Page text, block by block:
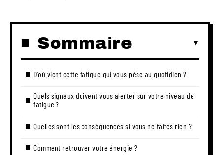
Sommaire
D’où vient cette fatigue qui vous pèse au quotidien ?
Quels signaux doivent vous alerter sur votre niveau de
fatigue ?
Quelles sont les conséquences si vous ne faites rien ?
Comment retrouver votre énergie ?